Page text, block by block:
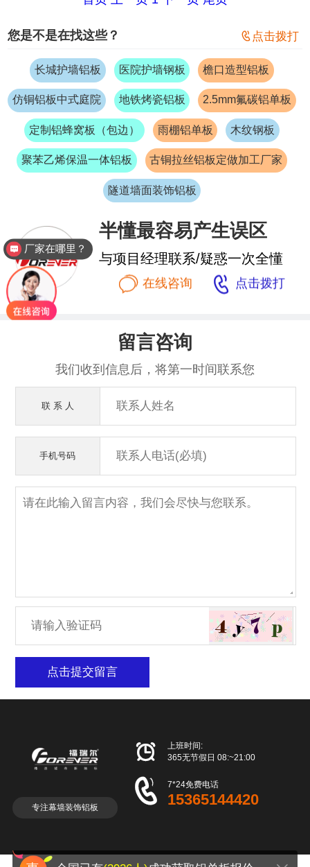
您是不是在找这些？  点击拨打
长城护墙铝板 医院护墙钢板 檐口造型铝板
仿铜铝板中式庭院 地铁烤瓷铝板 2.5mm氟碳铝单板
定制铝蜂窝板（包边） 雨棚铝单板 木纹钢板
聚苯乙烯保温一体铝板 古铜拉丝铝板定做加工厂家
隧道墙面装饰铝板
半懂最容易产生误区
与项目经理联系/疑惑一次全懂
 在线咨询  点击拨打
留言咨询
我们收到信息后，将第一时间联系您
联 系 人
手机号码
点击提交留言
专注幕墙装饰铝板

上班时间:
365无节假日 08:~21:00
 7*24免费电话
15365144420
厂家在哪里？